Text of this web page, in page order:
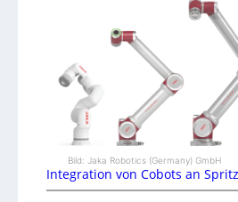
Bild: Jaka Robotics (Germany) GmbH
Integration von Cobots an